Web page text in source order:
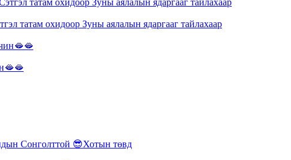
татам охидоор Зуны аялалын ядаргааг тайлахаар